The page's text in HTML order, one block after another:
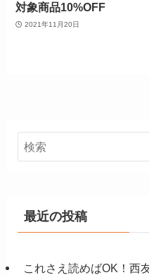
対象商品10%OFF
2021年11月20日
最近の投稿
これさえ読めばOK！西